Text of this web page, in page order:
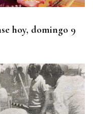
hoy, domingo 9